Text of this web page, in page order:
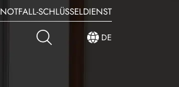
NOTFALL-SCHLÜSSELDIENST
DE